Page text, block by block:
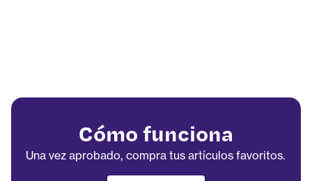
Cómo funciona
Una vez aprobado, compra tus artículos favoritos.